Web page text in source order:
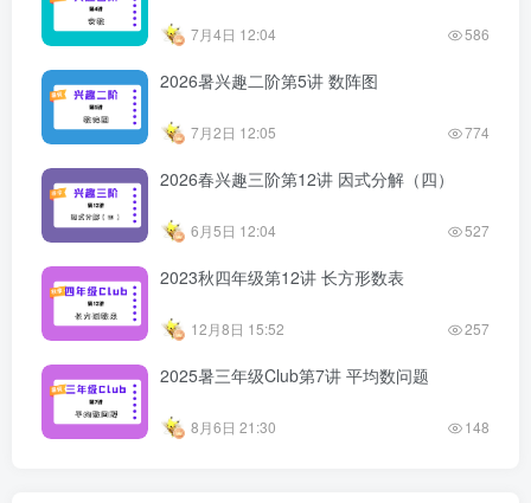
7月4日 12:04 586
2026暑兴趣二阶第5讲 数阵图
7月2日 12:05 774
2026春兴趣三阶第12讲 因式分解（四）
6月5日 12:04 527
2023秋四年级第12讲 长方形数表
12月8日 15:52 257
2025暑三年级Club第7讲 平均数问题
8月6日 21:30 148